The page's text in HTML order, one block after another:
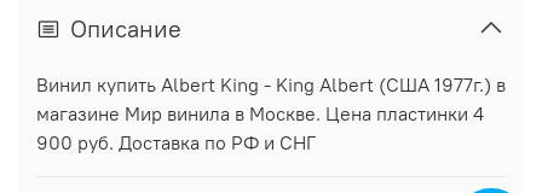
Описание
Винил купить Albert King - King Albert (США 1977г.) в
магазине Мир винила в Москве. Цена пластинки 4
900 руб. Доставка по РФ и СНГ